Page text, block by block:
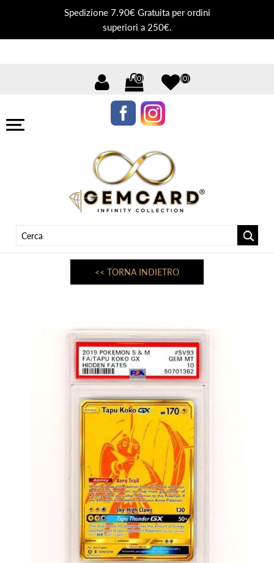
Spedizione 7.90€ Gratuita per ordini
superiori a 250€.
(0) (0)
<< TORNA INDIETRO